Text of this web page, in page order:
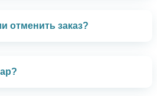
отменить заказ?